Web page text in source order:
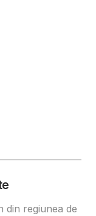
din regiunea de